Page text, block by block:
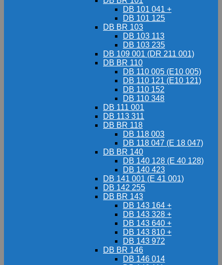
DB 101 041 +
DB 101 125
DB BR 103
DB 103 113
DB 103 235
DB 109 001 (DR 211 001)
DB BR 110
DB 110 005 (E10 005)
DB 110 121 (E10 121)
DB 110 152
DB 110 348
DB 111 001
DB 113 311
DB BR 118
DB 118 003
DB 118 047 (E 18 047)
DB BR 140
DB 140 128 (E 40 128)
DB 140 423
DB 141 001 (E 41 001)
DB 142 255
DB BR 143
DB 143 164 +
DB 143 328 +
DB 143 640 +
DB 143 810 +
DB 143 972
DB BR 146
DB 146 014